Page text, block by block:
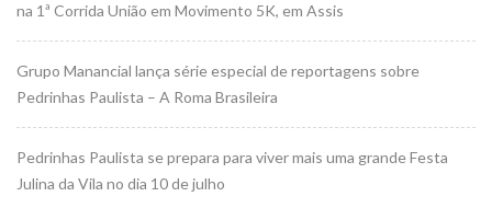
na 1ª Corrida União em Movimento 5K, em Assis
Grupo Manancial lança série especial de reportagens sobre
Pedrinhas Paulista – A Roma Brasileira
Pedrinhas Paulista se prepara para viver mais uma grande Festa
Julina da Vila no dia 10 de julho